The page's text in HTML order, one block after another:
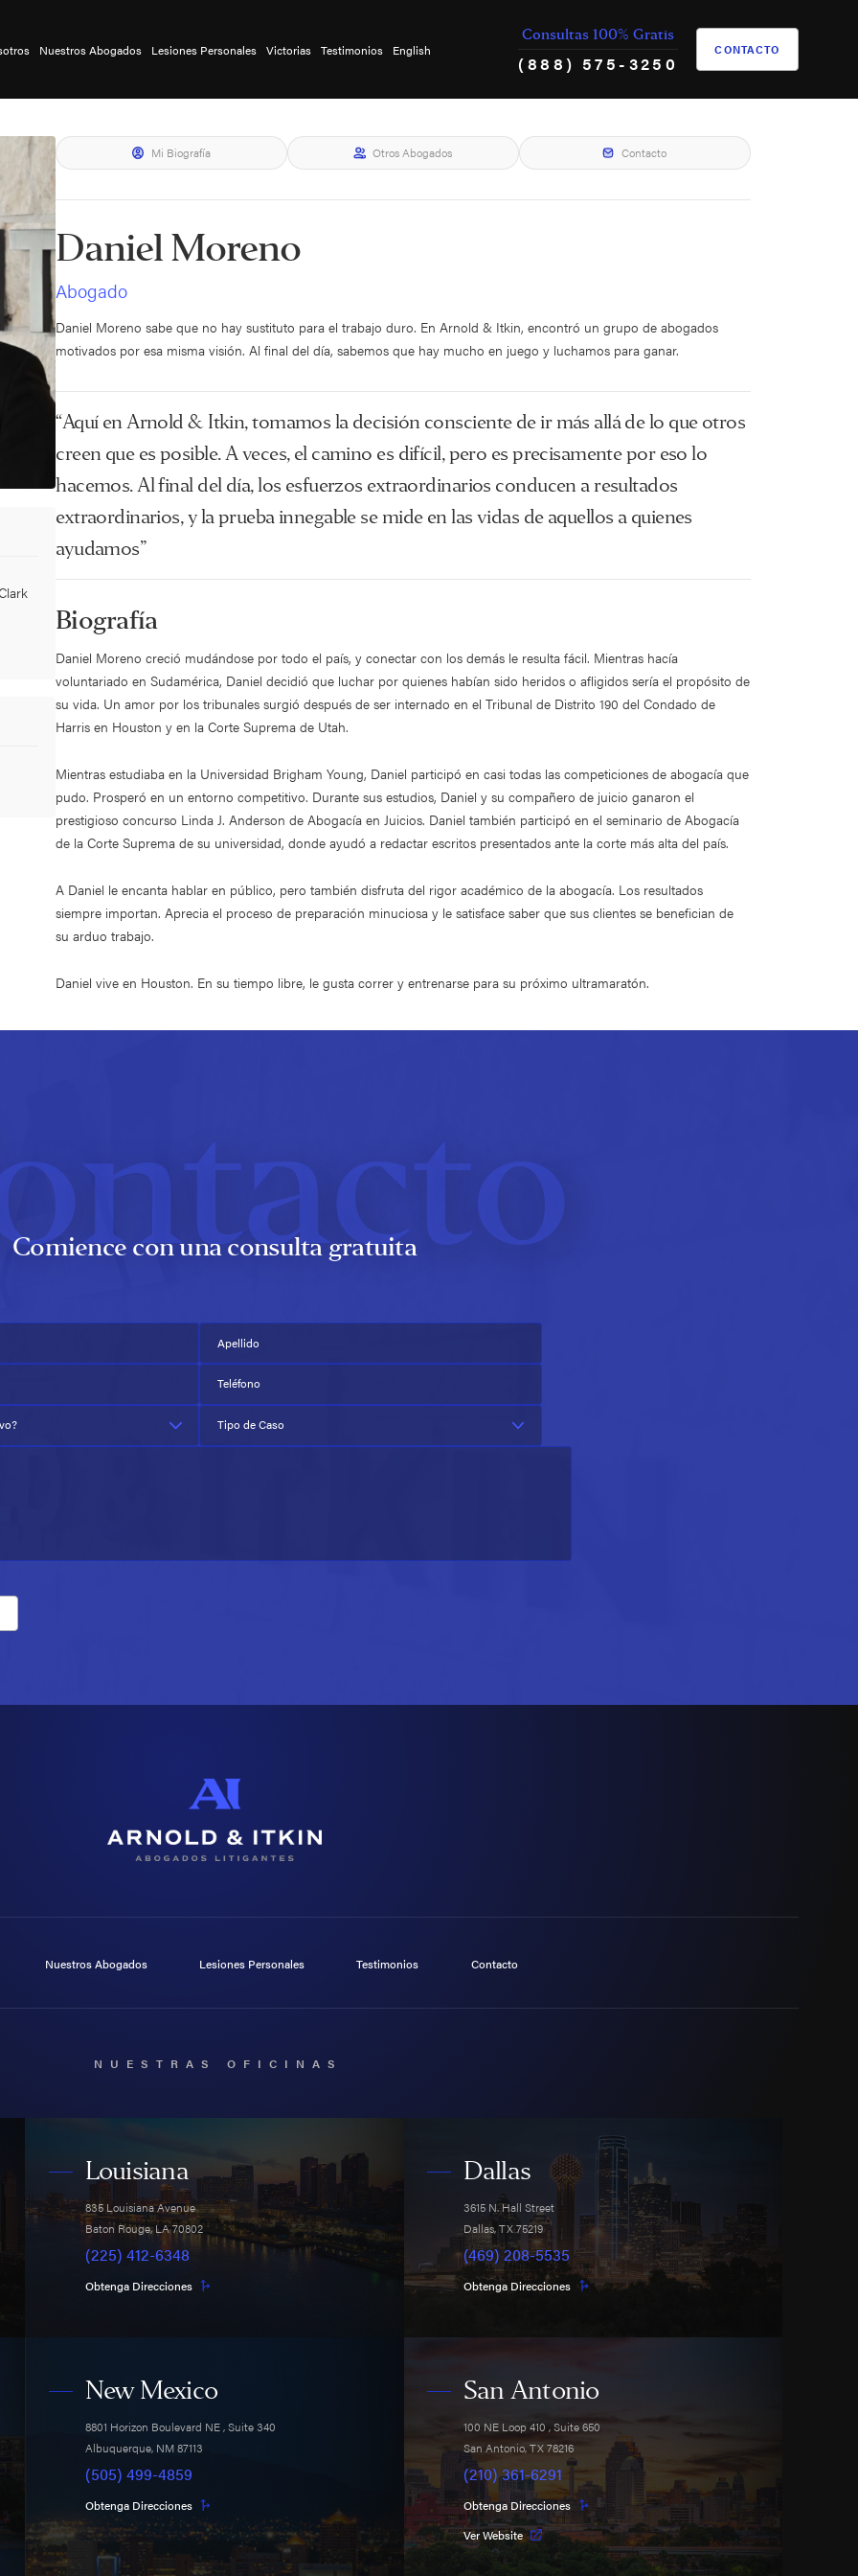
Nuestros Abogados Lesiones Personales Victorias Testimonios English
Consultas 100% Gratis
(888) 575-3250
CONTACTO
Mi Biografía Otros Abogados Contacto
Daniel Moreno
Abogado
Daniel Moreno sabe que no hay sustituto para el trabajo duro. En Arnold & Itkin, encontró un grupo de abogados
motivados por esa misma visión. Al final del día, sabemos que hay mucho en juego y luchamos para ganar.
“Aquí en Arnold & Itkin, tomamos la decisión consciente de ir más allá de lo que otros
creen que es posible. A veces, el camino es difícil, pero es precisamente por eso lo
hacemos. Al final del día, los esfuerzos extraordinarios conducen a resultados
extraordinarios, y la prueba innegable se mide en las vidas de aquellos a quienes
ayudamos”
Biografía
Daniel Moreno creció mudándose por todo el país, y conectar con los demás le resulta fácil. Mientras hacía
voluntariado en Sudamérica, Daniel decidió que luchar por quienes habían sido heridos o afligidos sería el propósito de
su vida. Un amor por los tribunales surgió después de ser internado en el Tribunal de Distrito 190 del Condado de
Harris en Houston y en la Corte Suprema de Utah.
Mientras estudiaba en la Universidad Brigham Young, Daniel participó en casi todas las competiciones de abogacía que
pudo. Prosperó en un entorno competitivo. Durante sus estudios, Daniel y su compañero de juicio ganaron el
prestigioso concurso Linda J. Anderson de Abogacía en Juicios. Daniel también participó en el seminario de Abogacía
de la Corte Suprema de su universidad, donde ayudó a redactar escritos presentados ante la corte más alta del país.
A Daniel le encanta hablar en público, pero también disfruta del rigor académico de la abogacía. Los resultados
siempre importan. Aprecia el proceso de preparación minuciosa y le satisface saber que sus clientes se benefician de
su arduo trabajo.
Daniel vive en Houston. En su tiempo libre, le gusta correr y entrenarse para su próximo ultramaratón.
Comience con una consulta gratuita
Apellido
Teléfono
Tipo de Caso
Nuestros Abogados Lesiones Personales Testimonios Contacto
NUESTRAS OFICINAS
Louisiana
835 Louisiana Avenue
Baton Rouge,LA70802
(225) 412-6348
Obtenga Direcciones
Dallas
3615 N. Hall Street
Dallas,TX75219
(469) 208-5535
Obtenga Direcciones
New Mexico
8801 Horizon Boulevard NE, Suite 340
Albuquerque, NM87113
(505) 499-4859
Obtenga Direcciones
San Antonio
100 NE Loop 410 , Suite 650
San Antonio,TX78216
(210) 361-6291
Obtenga Direcciones
Ver Website